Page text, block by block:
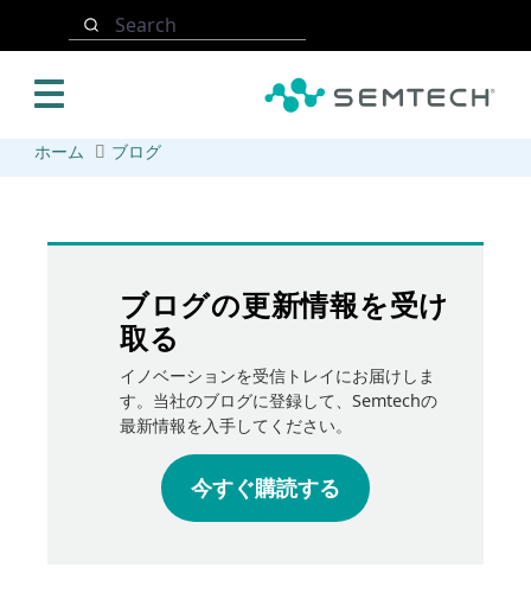
Search
ホーム ブログ
ブログの更新情報を受け
取る
イノベーションを受信トレイにお届けしま
す。当社のブログに登録して、Semtechの
最新情報を入手してください。
今すぐ購読する